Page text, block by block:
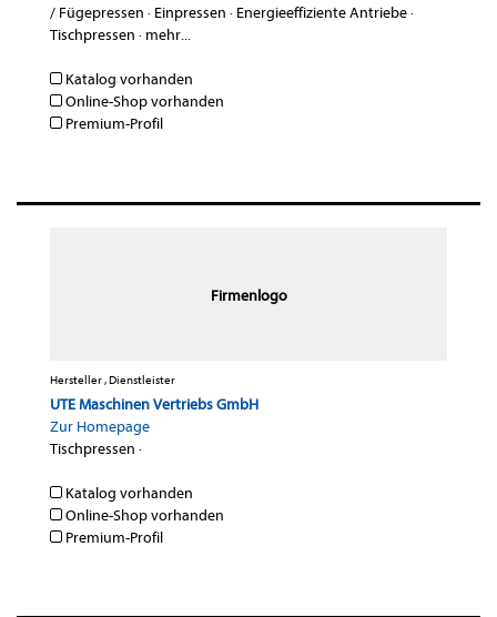
/ Fügepressen · Einpressen · Energieeffiziente Antriebe·
Tischpressen · mehr...
Katalog vorhanden
Online-Shop vorhanden
Premium-Profil
Firmenlogo
Hersteller , Dienstleister
UTE Maschinen Vertriebs GmbH
Zur Homepage
Tischpressen ·
Katalog vorhanden
Online-Shop vorhanden
Premium-Profil